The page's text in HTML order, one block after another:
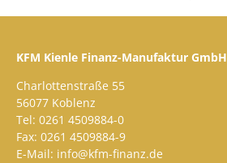
KFM Kienle Finanz-Manufaktur GmbH
Charlottenstraße 55
56077 Koblenz
Tel: 0261 4509884-0
Fax: 0261 4509884-9
E-Mail: info@kfm-finanz.de